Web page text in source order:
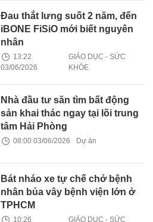
Đau thắt lưng suốt 2 năm, đến
iBONE FiSiO mới biết nguyên
nhân
13:22
03/06/2026
GIÁO DỤC - SỨC
KHỎE
Nhà đầu tư săn tìm bất động
sản khai thác ngay tại lõi trung
tâm Hải Phòng
08:00 03/06/2026 Dự án
Bát nháo xe tự chế chở bệnh
nhân bủa vây bệnh viện lớn ở
TPHCM
10:26
GIÁO DỤC - SỨC